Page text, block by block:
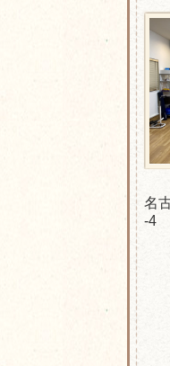
名
-4